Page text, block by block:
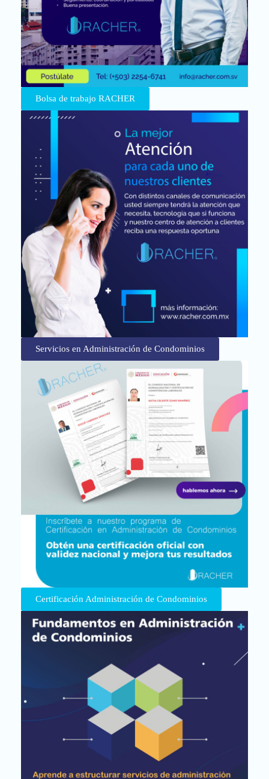
Bolsa de trabajo RACHER
Servicios en Administración de Condominios
Certificación Administración de Condominios